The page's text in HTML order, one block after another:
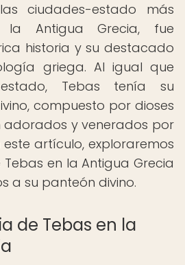
ciudades-estado más
la Antigua Grecia, fue
historia y su destacado
griega. Al igual que
Tebas tenía su
compuesto por dioses
adorados y venerados por
este artículo, exploraremos
en la Antigua Grecia
a su panteón divino.
de Tebas en la